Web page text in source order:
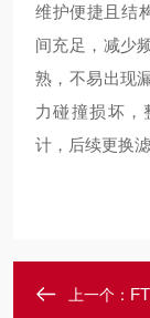
维护便捷且结
间充足，减少
熟，不易出现
力碰撞损坏，
计，后续更换
上一个：